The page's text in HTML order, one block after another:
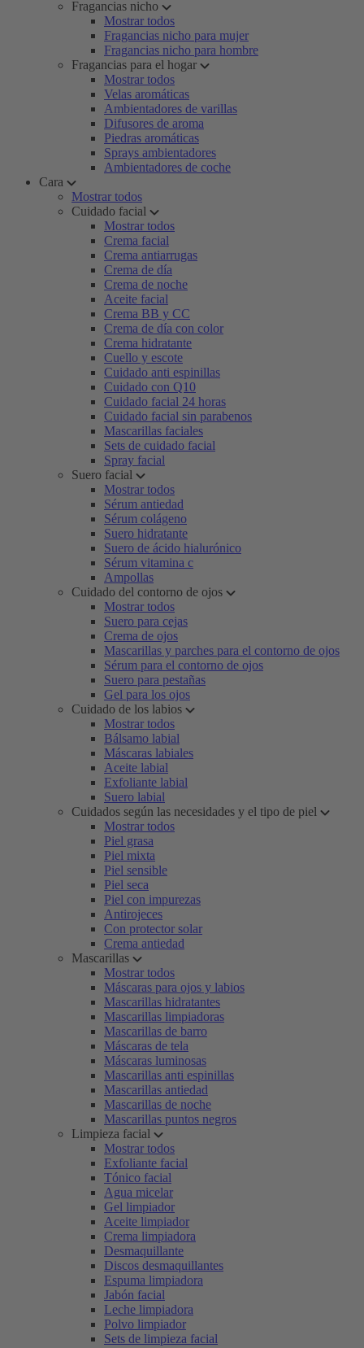
Fragancias nicho
Mostrar todos
Fragancias nicho para mujer
Fragancias nicho para hombre
Fragancias para el hogar
Mostrar todos
Velas aromáticas
Ambientadores de varillas
Difusores de aroma
Piedras aromáticas
Sprays ambientadores
Ambientadores de coche
Cara
Mostrar todos
Cuidado facial
Mostrar todos
Crema facial
Crema antiarrugas
Crema de día
Crema de noche
Aceite facial
Crema BB y CC
Crema de día con color
Crema hidratante
Cuello y escote
Cuidado anti espinillas
Cuidado con Q10
Cuidado facial 24 horas
Cuidado facial sin parabenos
Mascarillas faciales
Sets de cuidado facial
Spray facial
Suero facial
Mostrar todos
Sérum antiedad
Sérum colágeno
Suero hidratante
Suero de ácido hialurónico
Sérum vitamina c
Ampollas
Cuidado del contorno de ojos
Mostrar todos
Suero para cejas
Crema de ojos
Mascarillas y parches para el contorno de ojos
Sérum para el contorno de ojos
Suero para pestañas
Gel para los ojos
Cuidado de los labios
Mostrar todos
Bálsamo labial
Máscaras labiales
Aceite labial
Exfoliante labial
Suero labial
Cuidados según las necesidades y el tipo de piel
Mostrar todos
Piel grasa
Piel mixta
Piel sensible
Piel seca
Piel con impurezas
Antirojeces
Con protector solar
Crema antiedad
Mascarillas
Mostrar todos
Máscaras para ojos y labios
Mascarillas hidratantes
Mascarillas limpiadoras
Mascarillas de barro
Máscaras de tela
Máscaras luminosas
Mascarillas anti espinillas
Mascarillas antiedad
Mascarillas de noche
Mascarillas puntos negros
Limpieza facial
Mostrar todos
Exfoliante facial
Tónico facial
Agua micelar
Gel limpiador
Aceite limpiador
Crema limpiadora
Desmaquillante
Discos desmaquillantes
Espuma limpiadora
Jabón facial
Leche limpiadora
Polvo limpiador
Sets de limpieza facial